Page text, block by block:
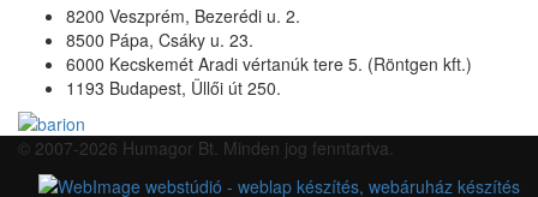
8200 Veszprém, Bezerédi u. 2.
8500 Pápa, Csáky u. 23.
6000 Kecskemét Aradi vértanúk tere 5. (Röntgen kft.)
1193 Budapest, Üllői út 250.
© 2007-2026 Humagor Bt. Minden jog fenntartva.